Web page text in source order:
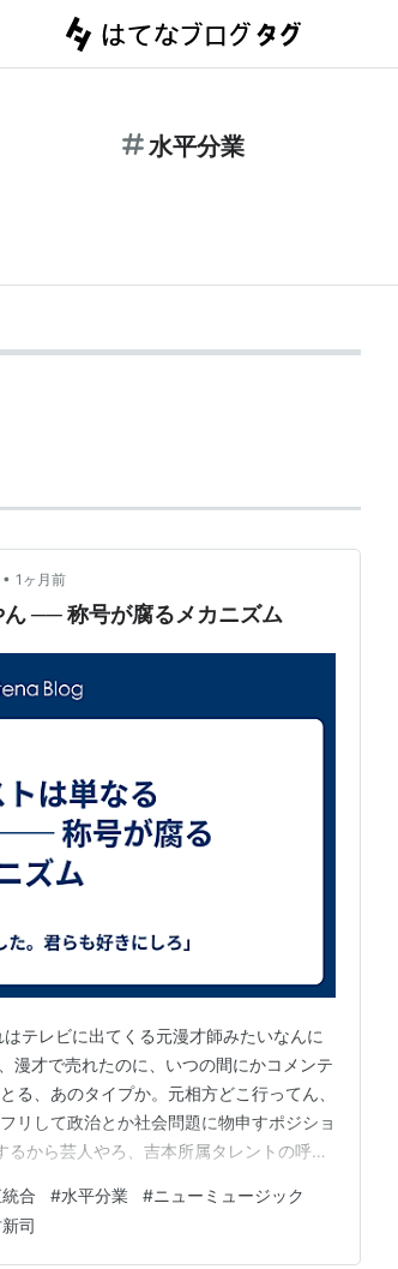
水平分業
• 1ヶ月前
── 称号が腐るメカニズム
テレビに出てくる元漫才師みたいなんに
漫才で売れたのに、いつの間にかコメンテ
る、あのタイプか。元相方どこ行ってん、
リして政治とか社会問題に物申すポジショ
から芸人やろ、吉本所属タレントの呼称
もうてる。 昔の芸人って、漫才なら漫
…
合 #水平分業 #ニューミュージック
司